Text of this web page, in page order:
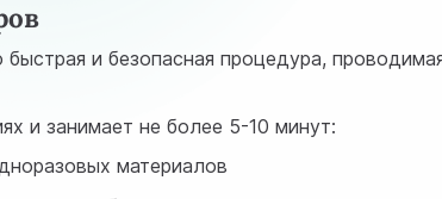
и безопасная процедура,
и занимает не более 5-10 минут:
материалов